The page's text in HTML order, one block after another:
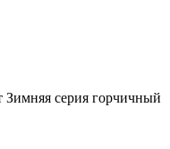
серия горчичный